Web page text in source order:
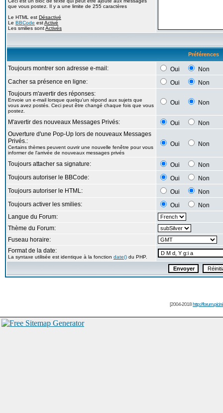
que vous postez. Il y a une limite de 255 caractères
Le HTML est Désactivé
Le BBCode estActivé
Les smilies sontActivés
Préférences
Toujours montrer son adresse e-mail: Oui
Non
Cacher sa présence en ligne:
Oui
Non
Toujours m'avertir des réponses:
Envoie un e-mail lorsque quelqu'un répond aux sujets que
vous avez postés. Ceci peut être changé chaque fois que vous
postez.
Oui Non
M'avertir des nouveaux Messages Privés: Oui
Non
Ouverture d'une Pop-Up lors de nouveaux Messages
Privés.:
Certains thèmes peuvent ouvrir une nouvelle fenêtre pour vous
informer de l'arrivée de nouveaux messages privés
Oui Non
Toujours attacher sa signature: Oui
Non
Toujours autoriser le BBCode:
Oui
Non
Toujours autoriser le HTML:
Oui
Non
Toujours activer les smilies:
Oui
Non
Langue du Forum:
Thème du Forum:
Fuseau horaire:
Format de la date:
La syntaxe utilisée est identique à la fonction date() du PHP.
[2004-2018http://